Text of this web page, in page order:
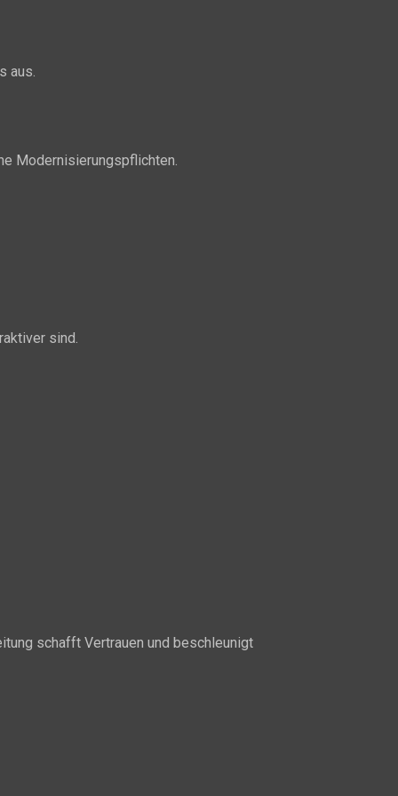
aus.
Modernisierungspflichten.
sind.
schafft Vertrauen und beschleunigt